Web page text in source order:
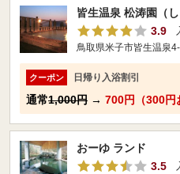
皆生温泉 松涛園（し
3.9
鳥取県米子市皆生温泉
クーポン 日帰り入浴割引
通常1,000円 → 700円（300円
おーゆ ランド
3.5